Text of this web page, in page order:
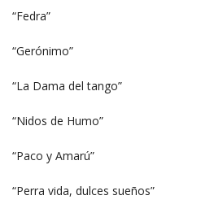
“Fedra”
“Gerónimo”
“La Dama del tango”
“Nidos de Humo”
“Paco y Amarú”
“Perra vida, dulces sueños”